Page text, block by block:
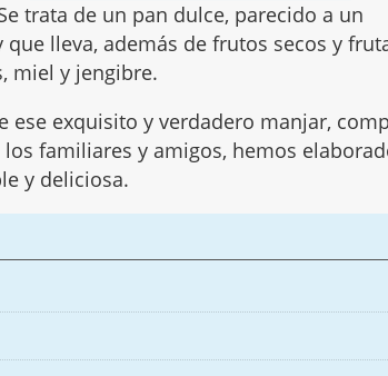
trata de un pan dulce, parecido a un
lleva, además de frutos secos y
miel y jengibre.
ese exquisito y verdadero manjar,
los familiares y amigos, hemos
y deliciosa.